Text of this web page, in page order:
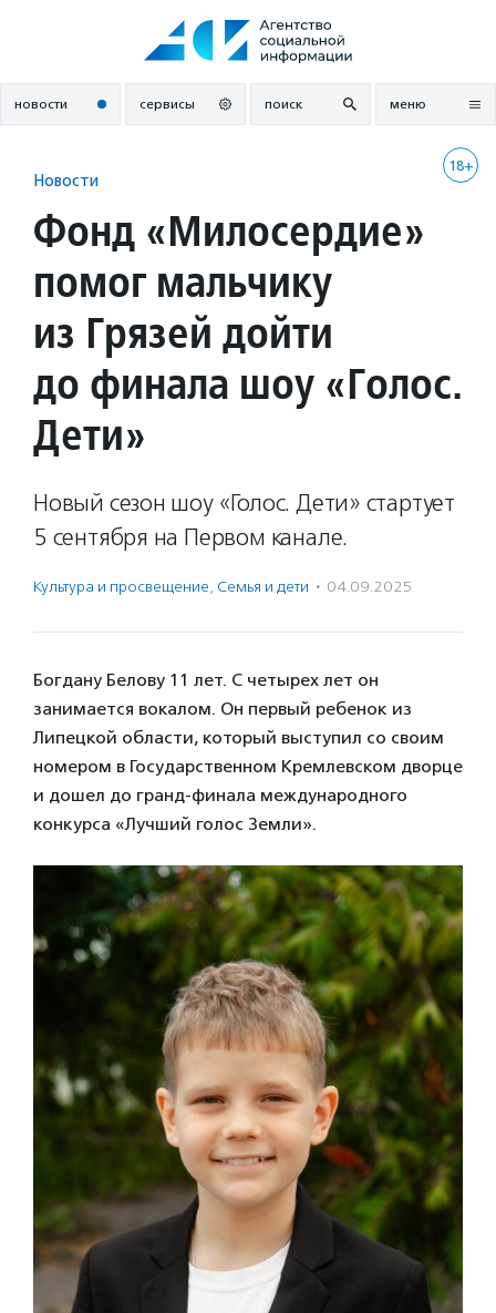
новости сервисы поиск меню
18+
Новости
Фонд «Милосердие»
помог мальчику
из Грязей дойти
до финала шоу «Голос.
Дети»
Новый сезон шоу «Голос. Дети» стартует
5 сентября на Первом канале.
Культура и просвещение, Семья и дети · 04.09.2025
Богдану Белову 11 лет. С четырех лет он
занимается вокалом. Он первый ребенок из
Липецкой области, который выступил со своим
номером в Государственном Кремлевском дворце
и дошел до гранд-финала международного
конкурса «Лучший голос Земли».